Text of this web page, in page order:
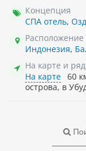
Концепция
СПА отель,
Расположение
Индонезия,
На карте и
На карте 60
острова, в